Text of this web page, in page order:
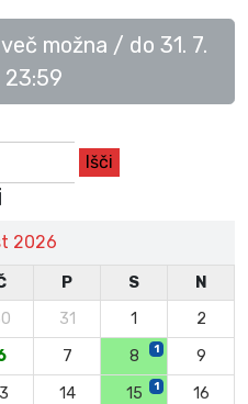
možna / do 31. 7.
2026
P S
N
31 1
2
7 8 1
9
14 15 1
16